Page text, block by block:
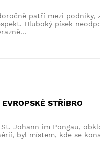
patří mezi podniky,
Hluboký písek
STŘÍBRO
Johann im Pongau,
byl místem, kde se